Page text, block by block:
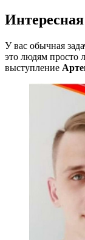
У вас обычная
это людям
выступление